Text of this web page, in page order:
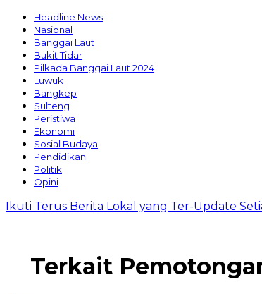
Headline News
Nasional
Banggai Laut
Bukit Tidar
Pilkada Banggai Laut 2024
Luwuk
Bangkep
Sulteng
Peristiwa
Ekonomi
Sosial Budaya
Pendidikan
Politik
Opini
Ikuti Terus Berita Lokal yang Ter-Update
Terkait